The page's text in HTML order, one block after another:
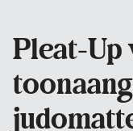
Pleat-